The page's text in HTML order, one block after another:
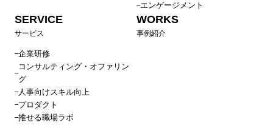
エンゲージメント
SERVICE
サービス
企業研修
コンサルティング・オファリン
グ
人事向けスキル向上
プロダクト
推せる職場ラボ
WORKS
事例紹介